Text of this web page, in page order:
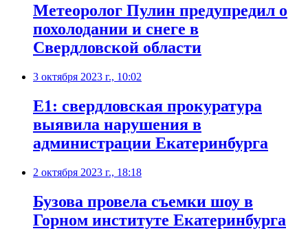
Метеоролог Пулин предупредил о
похолодании и снеге в
Свердловской области
3 октября 2023 г., 10:02
Е1: свердловская прокуратура
выявила нарушения в
администрации Екатеринбурга
2 октября 2023 г., 18:18
Бузова провела съемки шоу в
Горном институте Екатеринбурга